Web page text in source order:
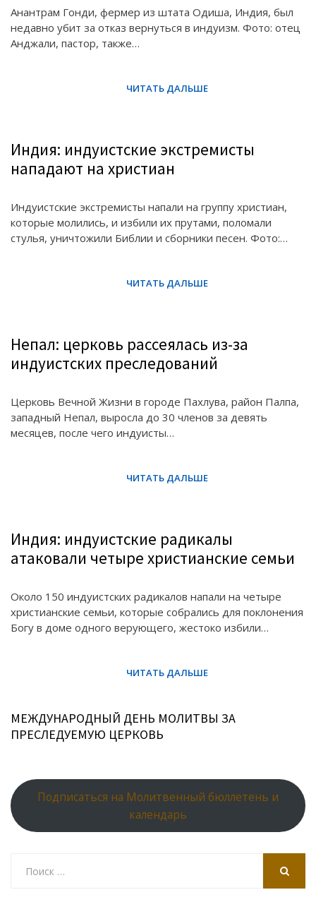
Анантрам Гонди, фермер из штата Одиша, Индия, был
недавно убит за отказ вернуться в индуизм. Фото: отец
Анджали, пастор, также…
Индия: индуистские экстремисты
нападают на христиан
Индуистские экстремисты напали на группу христиан,
которые молились, и избили их прутами, поломали
стулья, уничтожили Библии и сборники песен. Фото:…
Непал: церковь рассеялась из-за
индуистских преследований
Церковь Вечной Жизни в городе Пахлува, район Палпа,
западный Непал, выросла до 30 членов за девять
месяцев, после чего индуисты…
Индия: индуистские радикалы
атаковали четыре христианские семьи
Около 150 индуистских радикалов напали на четыре
христианские семьи, которые собрались для поклонения
Богу в доме одного верующего, жестоко избили…
МЕЖДУНАРОДНЫЙ ДЕНЬ МОЛИТВЫ ЗА
ПРЕСЛЕДУЕМУЮ ЦЕРКОВЬ
Подписаться на Молитвенный бюллетень и
календарь